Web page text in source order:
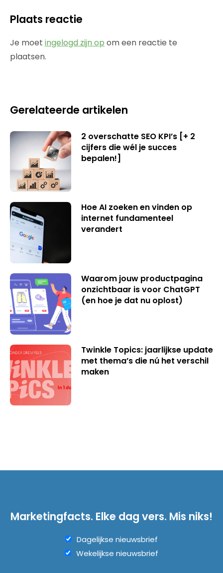
Plaats reactie
Je moet ingelogd zijn op om een reactie te
plaatsen.
Gerelateerde artikelen
2 overschatte SEO KPI’s [+ 2
cijfers die wél je succes
bepalen!]
Hoe AI zoeken en vinden op
internet fundamenteel
verandert
Waarom jouw productpagina
onzichtbaar is voor ChatGPT
(en hoe je dat nu oplost)
Twinkle Topics: jaarlijkse update
met thema’s die nú het verschil
maken
Marketingfacts. Elke dag vers. Mis niks!
Dagelijkse nieuwsbrief
Wekelijkse nieuwsbrief